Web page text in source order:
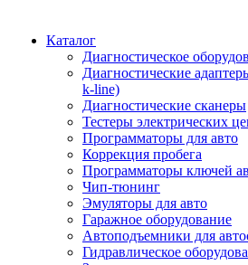
Каталог
Диагностическое
Диагностические
k-line)
Диагностические сканеры
Тестеры электрических
Программаторы для авто
Коррекция пробега
Программаторы ключей
Чип-тюнинг
Эмуляторы для авто
Гаражное оборудование
Автоподъемники для
Гидравлическое